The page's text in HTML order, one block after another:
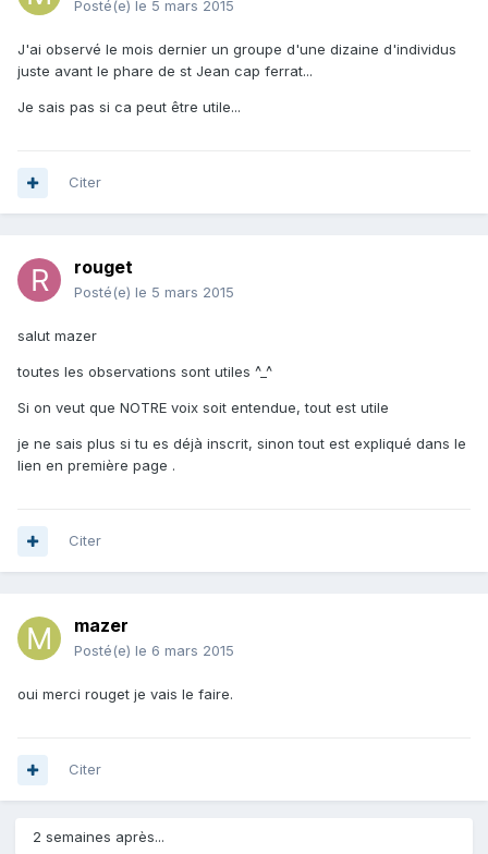
Posté(e) le 5 mars 2015
J'ai observé le mois dernier un groupe d'une dizaine d'individus
juste avant le phare de st Jean cap ferrat...
Je sais pas si ca peut être utile...
Citer
rouget
Posté(e) le 5 mars 2015
salut mazer
toutes les observations sont utiles ^_^
Si on veut que NOTRE voix soit entendue, tout est utile
je ne sais plus si tu es déjà inscrit, sinon tout est expliqué dans le
lien en première page .
Citer
mazer
Posté(e) le 6 mars 2015
oui merci rouget je vais le faire.
Citer
2 semaines après...